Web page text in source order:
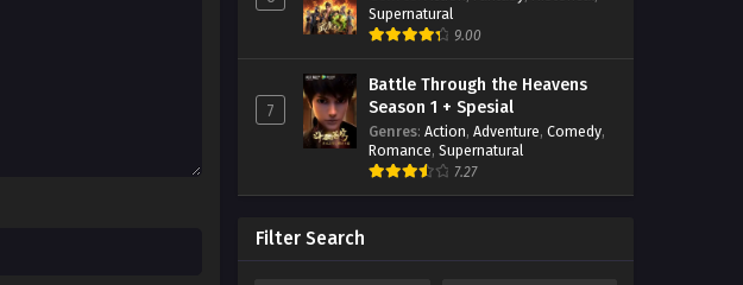
Swallowed Star Season 2
Episode 35 Subtitle Indonesia
Swallowed Star Season 2
Episode 34 Subtitle Indonesia
Eps 34 - November 2, 2022
Supernatural
9.00
7
Battle Through the Heavens
Season 1 + Spesial
Genres: Action, Adventure, Comedy,
Romance, Supernatural
7.27
Filter Search